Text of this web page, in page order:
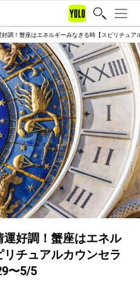
好調！蟹座はエネルギーみなぎる時【スピリチュ
好調！蟹座はエネル
チュアルカウンセラ
〜5/5